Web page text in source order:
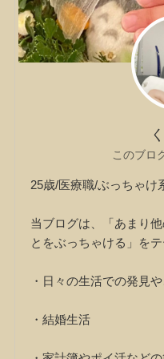
このブロ
25歳/医療職/ぶっちゃけ
当ブログは、「あまり
とをぶっちゃける」を
・日々の生活での発見
・結婚生活